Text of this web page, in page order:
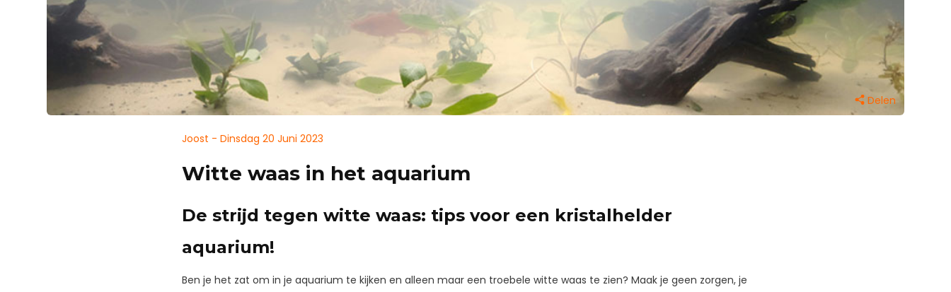
Delen
Joost - Dinsdag 20 Juni 2023
Witte waas in het aquarium
De strijd tegen witte waas: tips voor een kristalhelder
aquarium!
Ben je het zat om in je aquarium te kijken en alleen maar een troebele witte waas te zien? Maak je geen zorgen, je